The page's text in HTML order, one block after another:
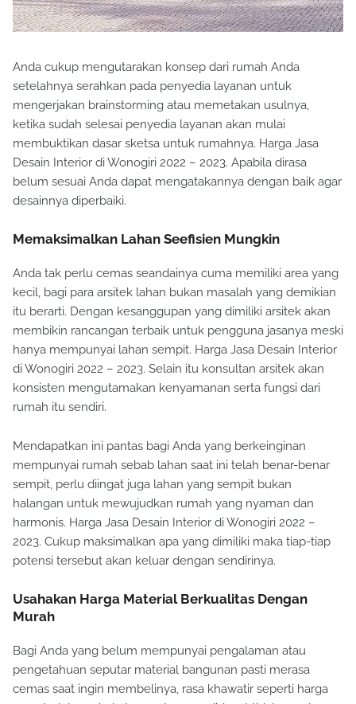
Anda cukup mengutarakan konsep dari rumah Anda
setelahnya serahkan pada penyedia layanan untuk
mengerjakan brainstorming atau memetakan usulnya,
ketika sudah selesai penyedia layanan akan mulai
membuktikan dasar sketsa untuk rumahnya. Harga Jasa
Desain Interior di Wonogiri 2022 – 2023. Apabila dirasa
belum sesuai Anda dapat mengatakannya dengan baik agar
desainnya diperbaiki.
Memaksimalkan Lahan Seefisien Mungkin
Anda tak perlu cemas seandainya cuma memiliki area yang
kecil, bagi para arsitek lahan bukan masalah yang demikian
itu berarti. Dengan kesanggupan yang dimiliki arsitek akan
membikin rancangan terbaik untuk pengguna jasanya meski
hanya mempunyai lahan sempit. Harga Jasa Desain Interior
di Wonogiri 2022 – 2023. Selain itu konsultan arsitek akan
konsisten mengutamakan kenyamanan serta fungsi dari
rumah itu sendiri.
Mendapatkan ini pantas bagi Anda yang berkeinginan
mempunyai rumah sebab lahan saat ini telah benar-benar
sempit, perlu diingat juga lahan yang sempit bukan
halangan untuk mewujudkan rumah yang nyaman dan
harmonis. Harga Jasa Desain Interior di Wonogiri 2022 –
2023. Cukup maksimalkan apa yang dimiliki maka tiap-tiap
potensi tersebut akan keluar dengan sendirinya.
Usahakan Harga Material Berkualitas Dengan
Murah
Bagi Anda yang belum mempunyai pengalaman atau
pengetahuan seputar material bangunan pasti merasa
cemas saat ingin membelinya, rasa khawatir seperti harga